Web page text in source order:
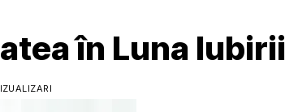
în Luna Iubirii